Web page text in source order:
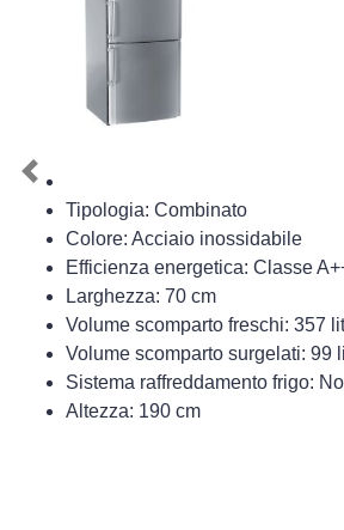
Tipologia: Combinato
Colore: Acciaio inossidabile
Efficienza energetica: Classe
Larghezza: 70 cm
Volume scomparto freschi: 357
Volume scomparto surgelati: 99
Sistema raffreddamento frigo:
Altezza: 190 cm
Previous